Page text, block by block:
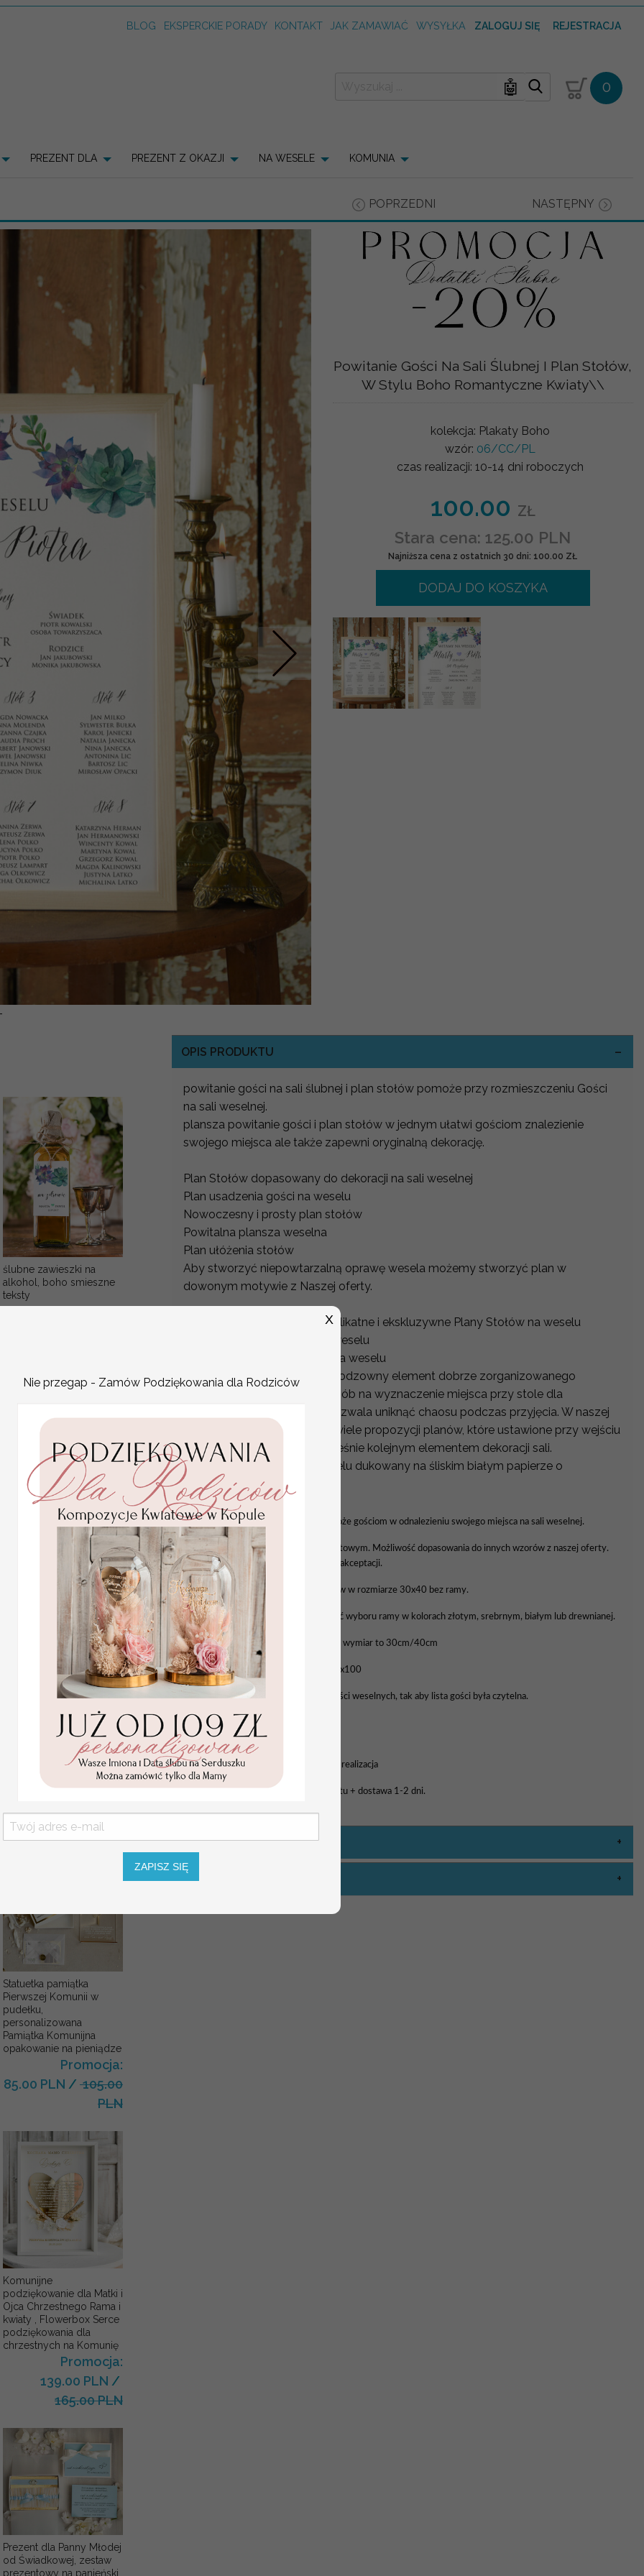
BLOG EKSPERCKIE PORADY KONTAKT JAK ZAMAWIAĆ WYSYŁKA ZALOGUJ SIĘ REJESTRACJA
🤖 0
PREZENT DLA PREZENT Z OKAZJI NA WESELE KOMUNIA
POPRZEDNI NASTĘPNY
Nastepne
Powitanie Gości Na Sali Ślubnej I Plan Stołów,
W Stylu Boho Romantyczne Kwiaty\\
kolekcja: Plakaty Boho
wzór: 06/CC/PL
czas realizacji: 10-14 dni roboczych
100.00 ZŁ
Stara cena: 125.00 PLN
Najniższa cena z ostatnich 30 dni: 100.00 ZŁ
DODAJ DO KOSZYKA
ślubne zawieszki na
alkohol, boho smieszne
teksty
ślubne winietki na stół
Promocja:
2.50 PLN
karteczki ślubne winietki
2.50 PLN
Statuetka pamiątka
Pierwszej Komunii w
pudełku,
personalizowana
Pamiątka Komunijna
opakowanie na pieniądze
Promocja:
85.00 PLN / 105.00
PLN
Komunijne
podziękowanie dla Matki i
Ojca Chrzestnego Rama i
kwiaty , Flowerbox Serce
podziękowania dla
chrzestnych na Komunię
Promocja:
139.00 PLN /
165.00 PLN
Prezent dla Panny Młodej
od Świadkowej, zestaw
prezentowy na panieński,
OPIS PRODUKTU
powitanie gości na sali ślubnej i plan stołów pomoże przy rozmieszczeniu Gości
na sali weselnej.
plansza powitanie gości i plan stołów w jednym ułatwi gościom znalezienie
swojego miejsca ale także zapewni oryginalną dekorację.
Plan Stołów dopasowany do dekoracji na sali weselnej
Plan usadzenia gości na weselu
Nowoczesny i prosty plan stołów
Powitalna plansza weselna
Plan ułóżenia stołów
Aby stworzyć niepowtarzalną oprawę wesela możemy stworzyć plan w
dowonym motywie z Naszej oferty.
Nowoczesne jak i stylowe, delikatne i ekskluzywne Plany Stołów na weselu
Plansza usadzenia gości na weselu
Tablica z usadzeniem gości na weselu
Plan stołów weselnych to nieodzowny element dobrze zorganizowanego
przyjęcia. Jest to idealny sposób na wyznaczenie miejsca przy stole dla
zaproszonych gości, który pozwala uniknąć chaosu podczas przyjęcia. W naszej
ofercie znajdziecie Państwo wiele propozycji planów, które ustawione przy wejściu
na przyjęcie stają się jednocześnie kolejnym elementem dekoracji sali.
Plan usadzenia gości na Weselu dukowany na śliskim białym papierze o
gramaturze 280 g
PLAN STOŁÓW WESELNYCH
Plan usadzenia gości przy stołach pomoże gościom w odnalezieniu swojego miejsca na sali weselnej.
Plan stołów z pięknym motywem kwiatowym. Możliwość dopasowania do innych wzorów z naszej oferty.
Projekt jest wysyłany przez grafika do akceptacji.
Cena podstawowa obejmuje plan stołów w rozmiarze 30x40 bez ramy.
Za dodatkową opłatą istnieje możliwość wyboru ramy w kolorach złotym, srebrnym, białym lub drewnianej.
WYMIARY: wg kreatora - podstawowy wymiar to 30cm/40cm
Pozostałe wymiary: 40x50, 50x70, 70x100
Rozmiar jest dostosowany do liczby gości weselnych, tak aby lista gości była czytelna.
USŁUGA EKSPRESSOWA:
Dopłata 40% do wartości zamówienia i realizacja
w 7 dni roboczych od akceptacji projektu + dostawa 1-2 dni.
WIELKOŚĆ RAMY
KOLOR RAMY
Nie przegap - Zamów Podziękowania dla Rodziców
ZAPISZ SIĘ
X